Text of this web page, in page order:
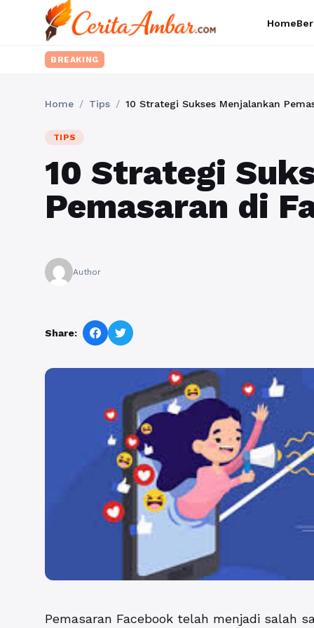
Home
BREAKING
Home / Tips / 10 Strategi Sukses Menjalankan
TIPS
10 Strategi
Pemasaran di
Author
Share:
Pemasaran Facebook telah menjadi salah